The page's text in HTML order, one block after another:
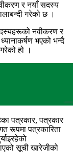
र नयाँ सदस्य
गरेको छ ।
नवीकरण र
भएको भन्दै
हो ।
पत्रकार, पत्रकार
रूपमा पत्रकारिता
सूची खारेजीको